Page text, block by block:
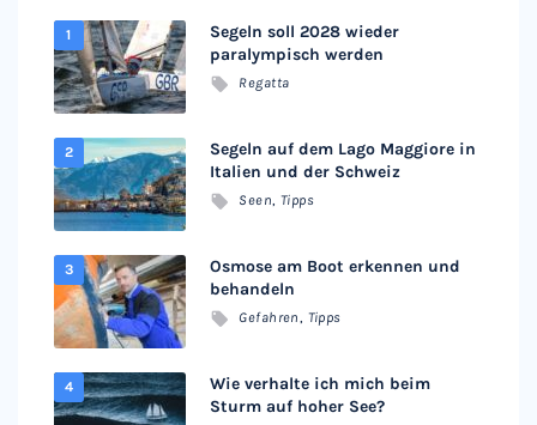
Segeln soll 2028 wieder
paralympisch werden
Regatta
Segeln auf dem Lago Maggiore in
Italien und der Schweiz
Seen, Tipps
Osmose am Boot erkennen und
behandeln
Gefahren, Tipps
Wie verhalte ich mich beim
Sturm auf hoher See?